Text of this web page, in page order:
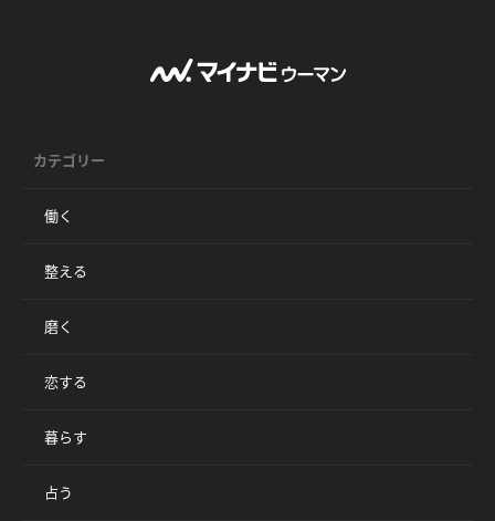
カテゴリー
働く
整える
磨く
恋する
暮らす
占う